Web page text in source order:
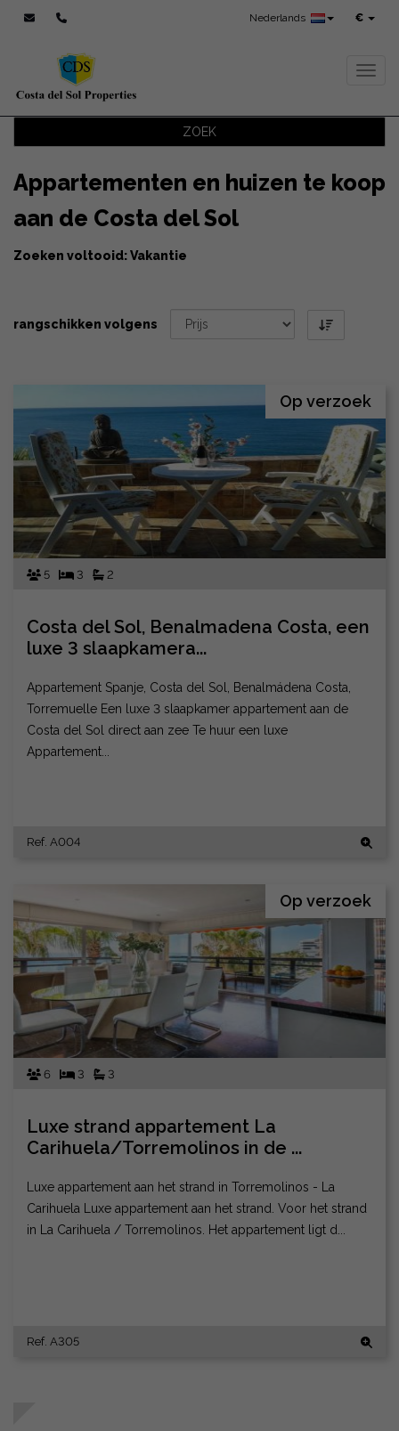
€
Nederlands
ZOEK
Appartementen en huizen te koop
aan de Costa del Sol
Zoeken voltooid: Vakantie
rangschikken volgens
Op verzoek
5 3 2
Costa del Sol, Benalmadena Costa, een
luxe 3 slaapkamera...
Appartement Spanje, Costa del Sol, Benalmádena Costa,
Torremuelle Een luxe 3 slaapkamer appartement aan de
Costa del Sol direct aan zee Te huur een luxe
Appartement...
Ref. A004
Op verzoek
6 3 3
Luxe strand appartement La
Carihuela/Torremolinos in de ...
Luxe appartement aan het strand in Torremolinos - La
Carihuela Luxe appartement aan het strand. Voor het strand
in La Carihuela / Torremolinos. Het appartement ligt d...
Ref. A305